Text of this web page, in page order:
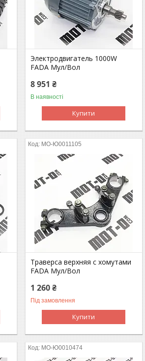
Электродвигатель 1000W
FADA Мул/Вол
8 951 ₴
В наявності
Купити
MO-Ю0011105
Траверса верхняя с хомутами
FADA Мул/Вол
1 260 ₴
Під замовлення
Купити
MO-Ю0010474